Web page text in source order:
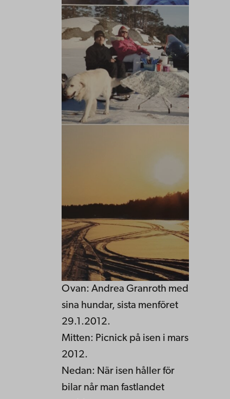
Ovan: Andrea Granroth med
sina hundar, sista menföret
29.1.2012.
Mitten: Picnick på isen i mars
2012.
Nedan: När isen håller för
bilar når man fastlandet